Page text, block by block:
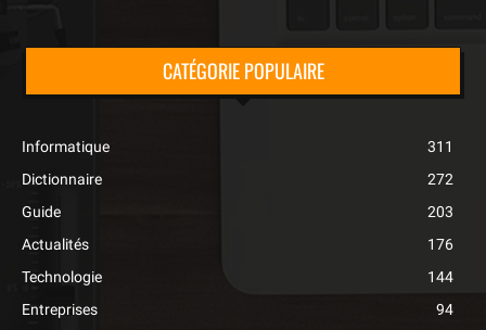
CATÉGORIE POPULAIRE
Informatique
311
Dictionnaire
272
Guide
203
Actualités
176
Technologie
144
Entreprises
94